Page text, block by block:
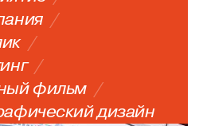
фильм
дизайн